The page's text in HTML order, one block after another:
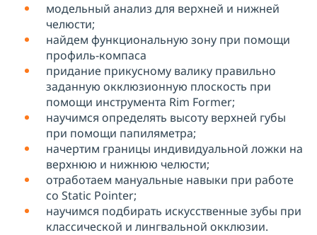
модельный анализ для верхней и нижней
челюсти;
найдем функциональную зону при помощи
профиль-компаса
придание прикусному валику правильно
заданную окклюзионную плоскость при
помощи инструмента Rim Former;
научимся определять высоту верхней губы
при помощи папиляметра;
начертим границы индивидуальной ложки на
верхнюю и нижнюю челюсти;
отработаем мануальные навыки при работе
сo Statiс Pointer;
научимся подбирать искусственные зубы при
классической и лингвальной окклюзии.